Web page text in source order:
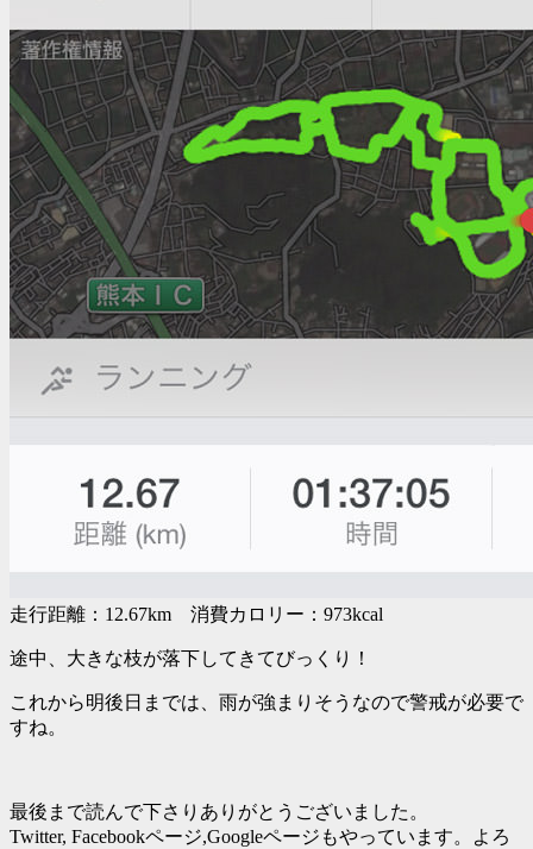
走行距離：12.67km 消費カロリー：973kcal
途中、大きな枝が落下してきてびっくり！
これから明後日までは、雨が強まりそうなので警戒が必要で
すね。
最後まで読んで下さりありがとうございました。
Twitter, Facebookページ,Googleページもやっています。よろ